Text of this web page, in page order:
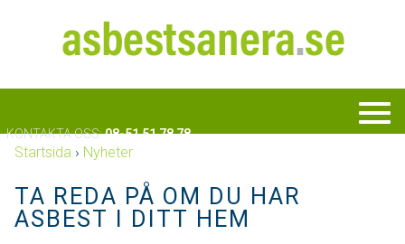
KONTAKTA OSS:08-51 51 78 78
Startsida › Nyheter
TA REDA PÅ OM DU HAR
ASBEST I DITT HEM